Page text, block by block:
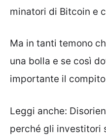
minatori di Bitcoin e
Ma in tanti temono
una bolla e se così
importante il
Leggi anche:
perché gli investitori